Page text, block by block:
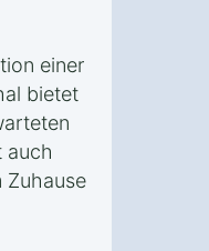
einer
bietet
auch
Zuhause